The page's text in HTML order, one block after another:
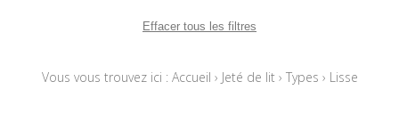
Effacer tous les filtres
Vous vous trouvez ici : Accueil › Jeté de lit › Types › Lisse